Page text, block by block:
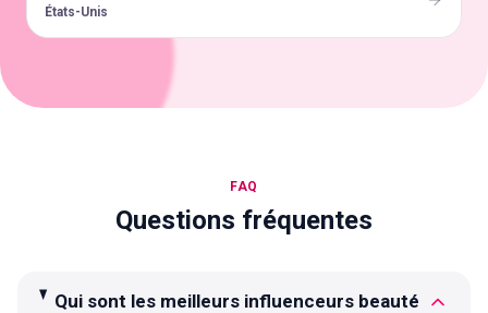
États-Unis
FAQ
Questions fréquentes
Qui sont les meilleurs influenceurs beauté